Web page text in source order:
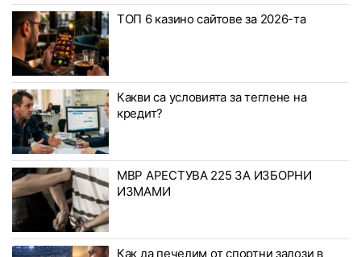
ТОП 6 казино сайтове за 2026-та
Какви са условията за теглене на
кредит?
МВР АРЕСТУВА 225 ЗА ИЗБОРНИ
ИЗМАМИ
Как да печелим от спортни залози в